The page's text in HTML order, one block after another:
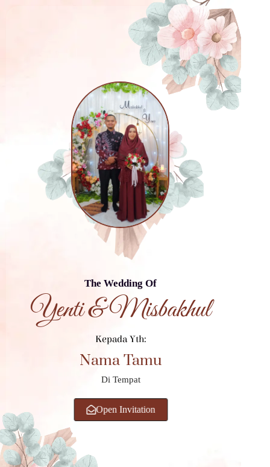
The Wedding Of
Yenti & Misbakhul
Kepada Yth:
Nama Tamu
Di Tempat
Open Invitation